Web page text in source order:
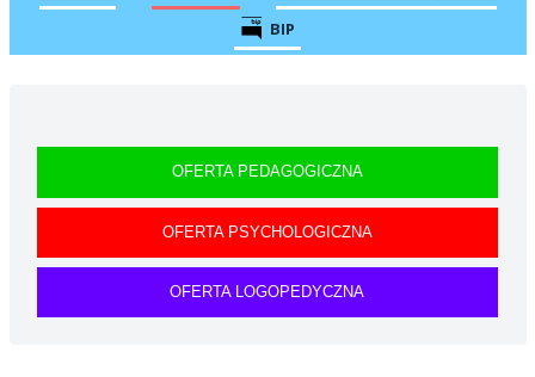
BIP
OFERTA PEDAGOGICZNA
OFERTA PSYCHOLOGICZNA
OFERTA LOGOPEDYCZNA